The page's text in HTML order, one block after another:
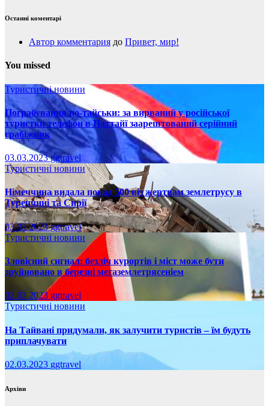
Останні коментарі
Автор комментария до Привет, мир!
You missed
Туристичні новини
Пограбування по-тайськи: за вирваний у російської
туристки телефон в Паттайї заарештований серійний
грабіжник
03.03.2023ggtravel
Туристичні новини
Німеччина видала понад 500 віз жертвам землетрусу в
Туреччині та Сирії
03.03.2023ggtravel
Туристичні новини
Зловісний сигнал: безліч курортів і міст може бути
зруйновано в березні мегаземлетрясеніем
02.03.2023 ggtravel
Туристичні новини
На Тайвані придумали, як залучити туристів – їм будуть
приплачувати
02.03.2023 ggtravel
Архіви